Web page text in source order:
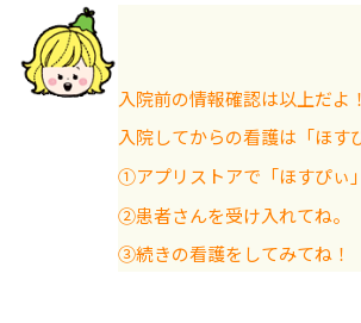
入院前の情報確認は以上だよ！
入院してからの看護は「ほす
①アプリストアで「ほすぴぃ
②患者さんを受け入れてね。
③続きの看護をしてみてね！